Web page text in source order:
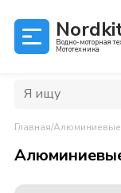
Водно-моторная
Мототехника
Главная/Алюминиевые